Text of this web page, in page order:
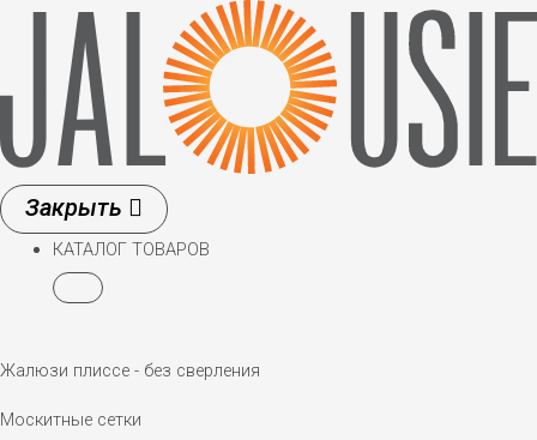
Перейти
содержимому
КАТАЛОГ ТОВАРОВ
Жалюзи плиссе - без сверления
Москитные сетки